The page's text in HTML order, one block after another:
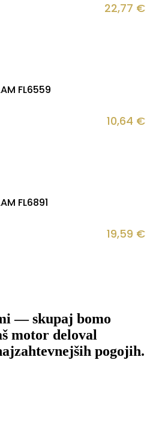
22,77 €
FL6559
10,64 €
FL6891
19,59 €
— skupaj bomo
motor deloval
pogojih.